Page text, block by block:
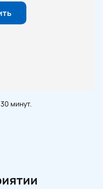
минут.